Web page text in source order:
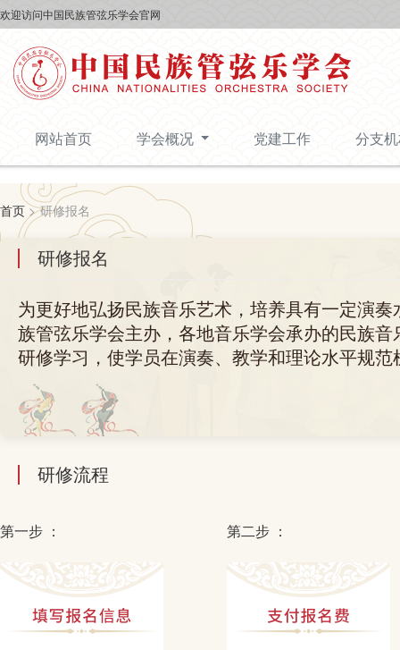
欢迎访问中国民族管弦乐学会官网
网站首页 学会概况 党建工作 分支
首页 > 研修报名
研修报名
为更好地弘扬民族音乐艺术，培养具有一定演
族管弦乐学会主办，各地音乐学会承办的民族
研修学习，使学员在演奏、教学和理论水平规范
研修流程
第一步 ： 第二步 ：